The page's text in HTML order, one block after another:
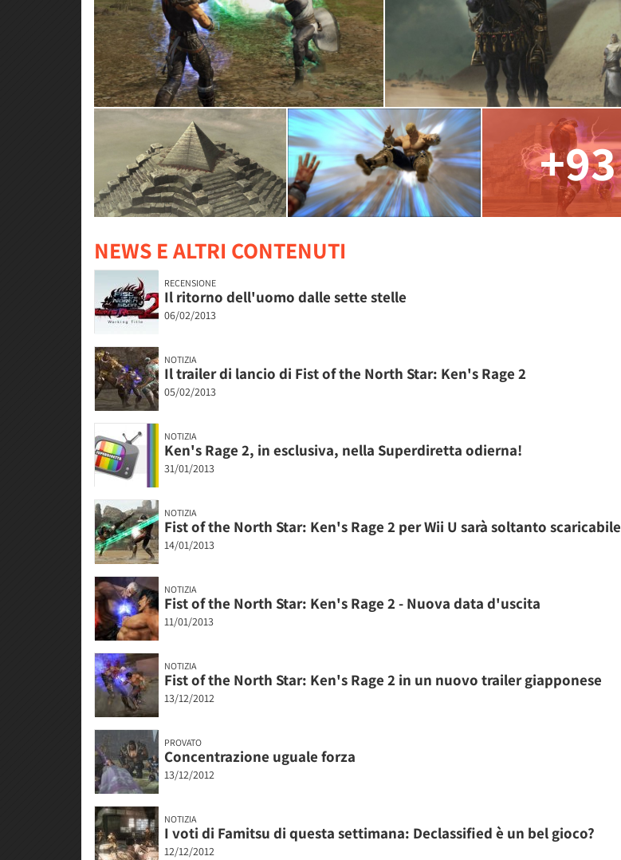
+93
NEWS E ALTRI CONTENUTI
RECENSIONE
Il ritorno dell'uomo dalle sette stelle
06/02/2013
NOTIZIA
Il trailer di lancio di Fist of the North Star: Ken's Rage 2
05/02/2013
NOTIZIA
Ken's Rage 2, in esclusiva, nella Superdiretta odierna!
31/01/2013
NOTIZIA
Fist of the North Star: Ken's Rage 2 per Wii U sarà soltanto scaricabile
14/01/2013
NOTIZIA
Fist of the North Star: Ken's Rage 2 - Nuova data d'uscita
11/01/2013
NOTIZIA
Fist of the North Star: Ken's Rage 2 in un nuovo trailer giapponese
13/12/2012
PROVATO
Concentrazione uguale forza
13/12/2012
NOTIZIA
I voti di Famitsu di questa settimana: Declassified è un bel gioco?
12/12/2012